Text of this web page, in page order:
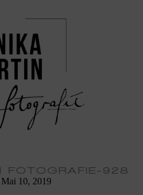
FOTOGRAFIE-928
10, 2019